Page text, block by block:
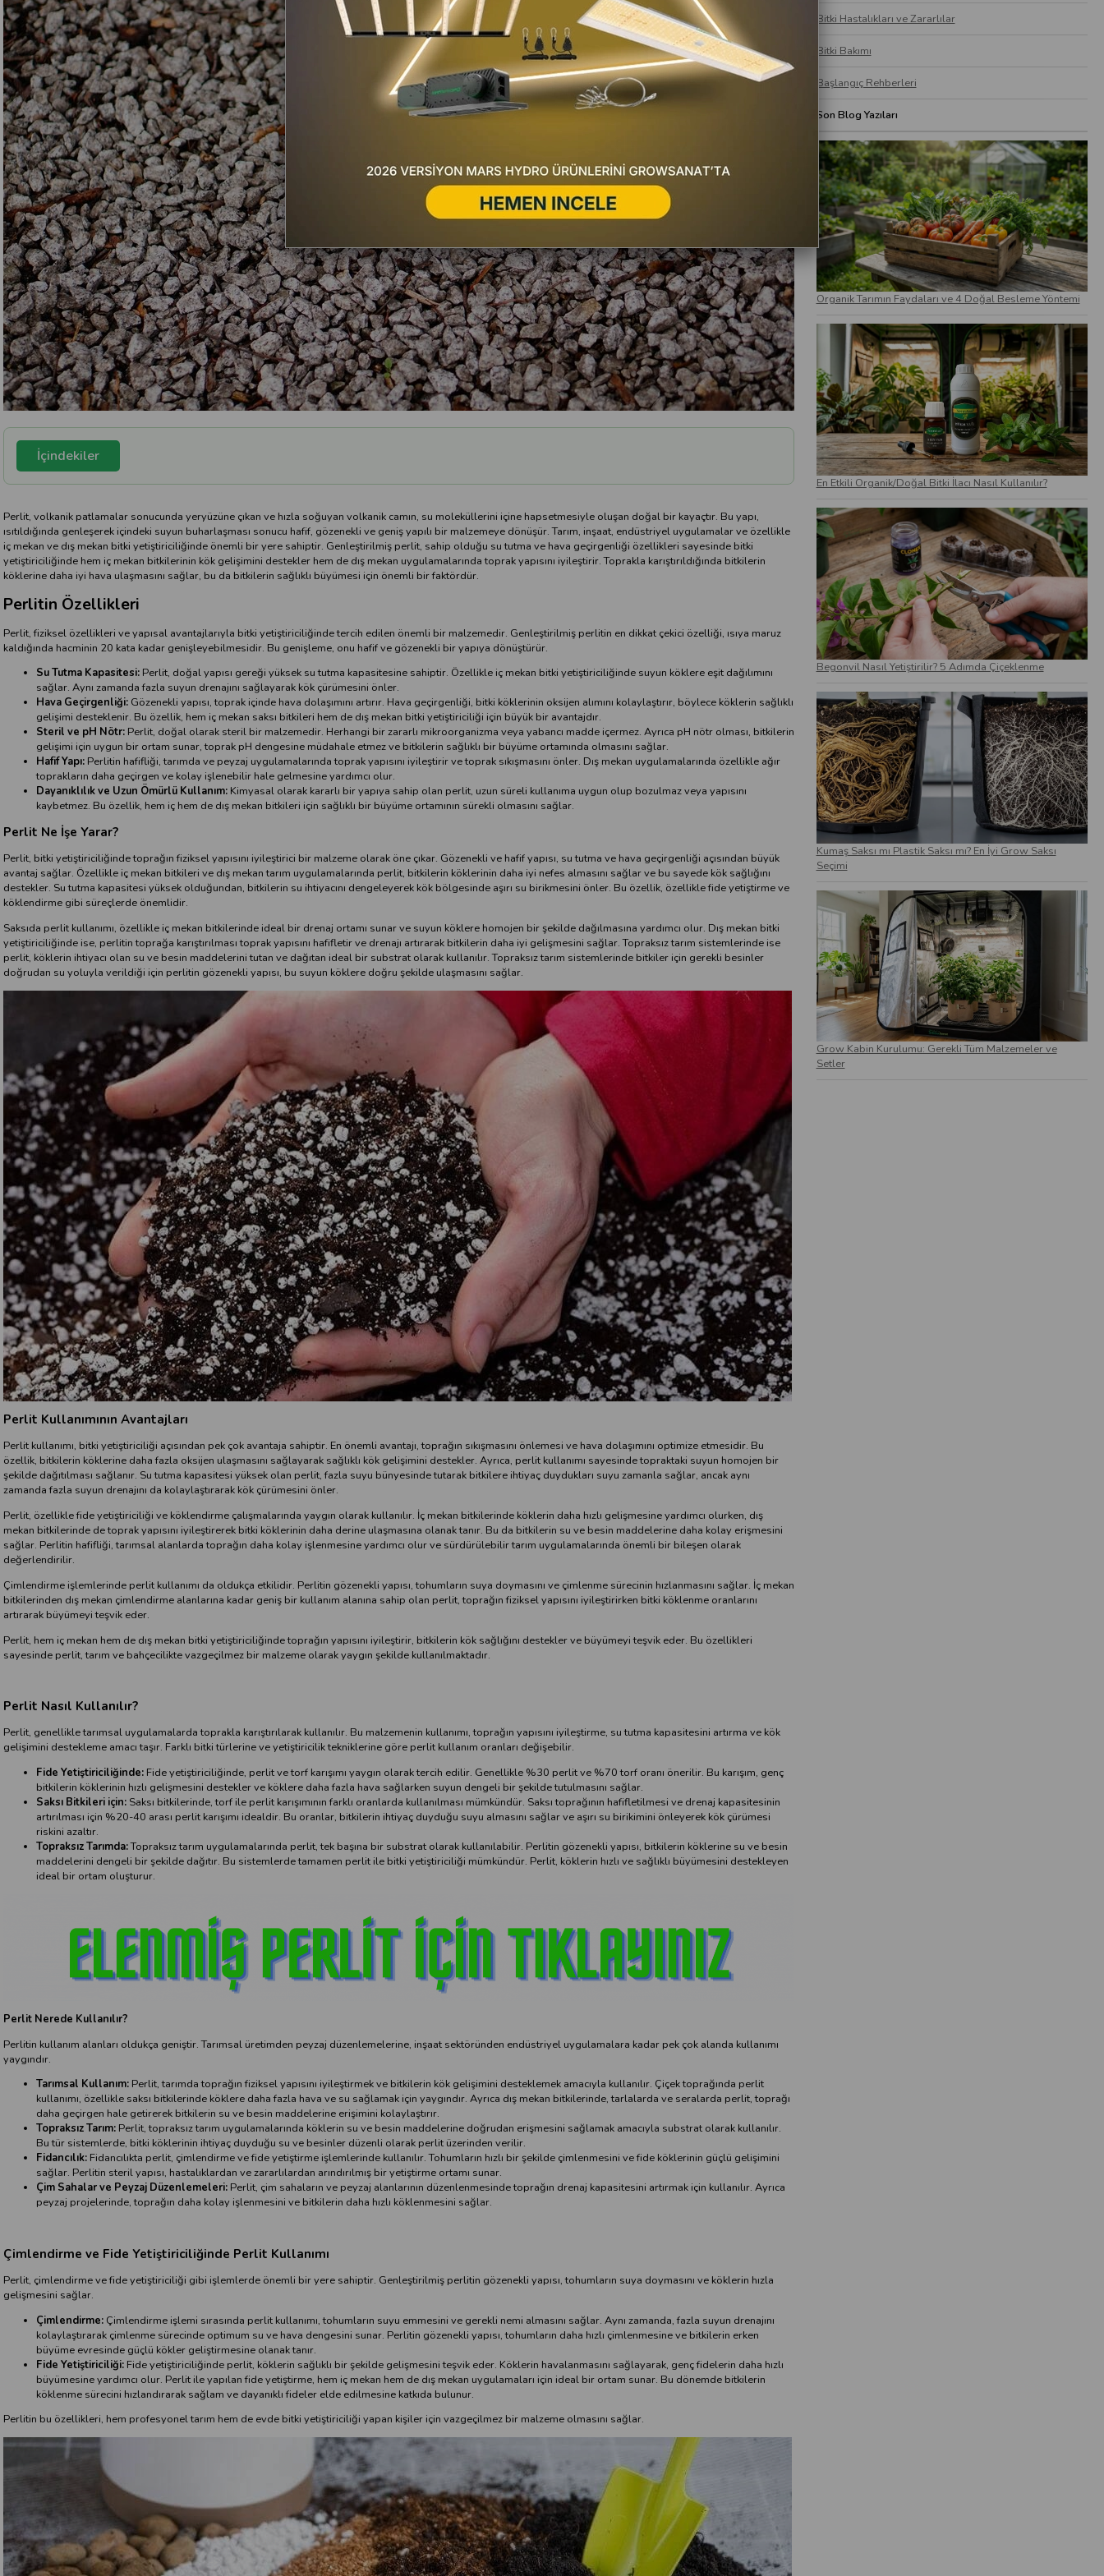
İçindekiler
Perlit, volkanik patlamalar sonucunda yeryüzüne çıkan ve hızla soğuyan volkanik camın, su moleküllerini içine hapsetmesiyle oluşan doğal bir kayaçtır. Bu yapı,
ısıtıldığında genleşerek içindeki suyun buharlaşması sonucu hafif, gözenekli ve geniş yapılı bir malzemeye dönüşür. Tarım, inşaat, endüstriyel uygulamalar ve özellikle
iç mekan ve dış mekan bitki yetiştiriciliğinde önemli bir yere sahiptir. Genleştirilmiş perlit, sahip olduğu su tutma ve hava geçirgenliği özellikleri sayesinde bitki
yetiştiriciliğinde hem iç mekan bitkilerinin kök gelişimini destekler hem de dış mekan uygulamalarında toprak yapısını iyileştirir. Toprakla karıştırıldığında bitkilerin
köklerine daha iyi hava ulaşmasını sağlar, bu da bitkilerin sağlıklı büyümesi için önemli bir faktördür.
Perlitin Özellikleri
Perlit, fiziksel özellikleri ve yapısal avantajlarıyla bitki yetiştiriciliğinde tercih edilen önemli bir malzemedir. Genleştirilmiş perlitin en dikkat çekici özelliği, ısıya maruz
kaldığında hacminin 20 kata kadar genişleyebilmesidir. Bu genişleme, onu hafif ve gözenekli bir yapıya dönüştürür.
Su Tutma Kapasitesi: Perlit, doğal yapısı gereği yüksek su tutma kapasitesine sahiptir. Özellikle iç mekan bitki yetiştiriciliğinde suyun köklere eşit dağılımını
sağlar. Aynı zamanda fazla suyun drenajını sağlayarak kök çürümesini önler.
Hava Geçirgenliği: Gözenekli yapısı, toprak içinde hava dolaşımını artırır. Hava geçirgenliği, bitki köklerinin oksijen alımını kolaylaştırır, böylece köklerin sağlıklı
gelişimi desteklenir. Bu özellik, hem iç mekan saksı bitkileri hem de dış mekan bitki yetiştiriciliği için büyük bir avantajdır.
Steril ve pH Nötr: Perlit, doğal olarak steril bir malzemedir. Herhangi bir zararlı mikroorganizma veya yabancı madde içermez. Ayrıca pH nötr olması, bitkilerin
gelişimi için uygun bir ortam sunar, toprak pH dengesine müdahale etmez ve bitkilerin sağlıklı bir büyüme ortamında olmasını sağlar.
Hafif Yapı:Perlitin hafifliği, tarımda ve peyzaj uygulamalarında toprak yapısını iyileştirir ve toprak sıkışmasını önler. Dış mekan uygulamalarında özellikle ağır
toprakların daha geçirgen ve kolay işlenebilir hale gelmesine yardımcı olur.
Dayanıklılık ve Uzun Ömürlü Kullanım: Kimyasal olarak kararlı bir yapıya sahip olan perlit, uzun süreli kullanıma uygun olup bozulmaz veya yapısını
kaybetmez. Bu özellik, hem iç hem de dış mekan bitkileri için sağlıklı bir büyüme ortamının sürekli olmasını sağlar.
Perlit Ne İşe Yarar?
Perlit, bitki yetiştiriciliğinde toprağın fiziksel yapısını iyileştirici bir malzeme olarak öne çıkar. Gözenekli ve hafif yapısı, su tutma ve hava geçirgenliği açısından büyük
avantaj sağlar. Özellikle iç mekan bitkileri ve dış mekan tarım uygulamalarında perlit, bitkilerin köklerinin daha iyi nefes almasını sağlar ve bu sayede kök sağlığını
destekler. Su tutma kapasitesi yüksek olduğundan, bitkilerin su ihtiyacını dengeleyerek kök bölgesinde aşırı su birikmesini önler. Bu özellik, özellikle fide yetiştirme ve
köklendirme gibi süreçlerde önemlidir.
Saksıda perlit kullanımı, özellikle iç mekan bitkilerinde ideal bir drenaj ortamı sunar ve suyun köklere homojen bir şekilde dağılmasına yardımcı olur. Dış mekan bitki
yetiştiriciliğinde ise, perlitin toprağa karıştırılması toprak yapısını hafifletir ve drenajı artırarak bitkilerin daha iyi gelişmesini sağlar. Topraksız tarım sistemlerinde ise
perlit, köklerin ihtiyacı olan su ve besin maddelerini tutan ve dağıtan ideal bir substrat olarak kullanılır. Topraksız tarım sistemlerinde bitkiler için gerekli besinler
doğrudan su yoluyla verildiği için perlitin gözenekli yapısı, bu suyun köklere doğru şekilde ulaşmasını sağlar.
Perlit Kullanımının Avantajları
Perlit kullanımı, bitki yetiştiriciliği açısından pek çok avantaja sahiptir. En önemli avantajı, toprağın sıkışmasını önlemesi ve hava dolaşımını optimize etmesidir. Bu
özellik, bitkilerin köklerine daha fazla oksijen ulaşmasını sağlayarak sağlıklı kök gelişimini destekler. Ayrıca, perlit kullanımı sayesinde topraktaki suyun homojen bir
şekilde dağıtılması sağlanır. Su tutma kapasitesi yüksek olan perlit, fazla suyu bünyesinde tutarak bitkilere ihtiyaç duydukları suyu zamanla sağlar, ancak aynı
zamanda fazla suyun drenajını da kolaylaştırarak kök çürümesini önler.
Perlit, özellikle fide yetiştiriciliği ve köklendirme çalışmalarında yaygın olarak kullanılır. İç mekan bitkilerinde köklerin daha hızlı gelişmesine yardımcı olurken, dış
mekan bitkilerinde de toprak yapısını iyileştirerek bitki köklerinin daha derine ulaşmasına olanak tanır. Bu da bitkilerin su ve besin maddelerine daha kolay erişmesini
sağlar. Perlitin hafifliği, tarımsal alanlarda toprağın daha kolay işlenmesine yardımcı olur ve sürdürülebilir tarım uygulamalarında önemli bir bileşen olarak
değerlendirilir.
Çimlendirme işlemlerinde perlit kullanımı da oldukça etkilidir. Perlitin gözenekli yapısı, tohumların suya doymasını ve çimlenme sürecinin hızlanmasını sağlar. İç mekan
bitkilerinden dış mekan çimlendirme alanlarına kadar geniş bir kullanım alanına sahip olan perlit, toprağın fiziksel yapısını iyileştirirken bitki köklenme oranlarını
artırarak büyümeyi teşvik eder.
Perlit, hem iç mekan hem de dış mekan bitki yetiştiriciliğinde toprağın yapısını iyileştirir, bitkilerin kök sağlığını destekler ve büyümeyi teşvik eder. Bu özellikleri
sayesinde perlit, tarım ve bahçecilikte vazgeçilmez bir malzeme olarak yaygın şekilde kullanılmaktadır.
Perlit Nasıl Kullanılır?
Perlit, genellikle tarımsal uygulamalarda toprakla karıştırılarak kullanılır. Bu malzemenin kullanımı, toprağın yapısını iyileştirme, su tutma kapasitesini artırma ve kök
gelişimini destekleme amacı taşır. Farklı bitki türlerine ve yetiştiricilik tekniklerine göre perlit kullanım oranları değişebilir.
Fide Yetiştiriciliğinde:Fide yetiştiriciliğinde, perlit ve torf karışımı yaygın olarak tercih edilir. Genellikle %30 perlit ve %70 torf oranı önerilir. Bu karışım, genç
bitkilerin köklerinin hızlı gelişmesini destekler ve köklere daha fazla hava sağlarken suyun dengeli bir şekilde tutulmasını sağlar.
Saksı Bitkileri için: Saksı bitkilerinde, torf ile perlit karışımının farklı oranlarda kullanılması mümkündür. Saksı toprağının hafifletilmesi ve drenaj kapasitesinin
artırılması için %20-40 arası perlit karışımı idealdir. Bu oranlar, bitkilerin ihtiyaç duyduğu suyu almasını sağlar ve aşırı su birikimini önleyerek kök çürümesi
riskini azaltır.
Topraksız Tarımda:Topraksız tarım uygulamalarında perlit, tek başına bir substrat olarak kullanılabilir. Perlitin gözenekli yapısı, bitkilerin köklerine su ve besin
maddelerini dengeli bir şekilde dağıtır. Bu sistemlerde tamamen perlit ile bitki yetiştiriciliği mümkündür. Perlit, köklerin hızlı ve sağlıklı büyümesini destekleyen
ideal bir ortam oluşturur.
Perlit Nerede Kullanılır?
Perlitin kullanım alanları oldukça geniştir. Tarımsal üretimden peyzaj düzenlemelerine, inşaat sektöründen endüstriyel uygulamalara kadar pek çok alanda kullanımı
yaygındır.
Tarımsal Kullanım: Perlit, tarımda toprağın fiziksel yapısını iyileştirmek ve bitkilerin kök gelişimini desteklemek amacıyla kullanılır. Çiçek toprağında perlit
kullanımı, özellikle saksı bitkilerinde köklere daha fazla hava ve su sağlamak için yaygındır. Ayrıca dış mekan bitkilerinde, tarlalarda ve seralarda perlit, toprağı
daha geçirgen hale getirerek bitkilerin su ve besin maddelerine erişimini kolaylaştırır.
Topraksız Tarım:Perlit, topraksız tarım uygulamalarında köklerin su ve besin maddelerine doğrudan erişmesini sağlamak amacıyla substrat olarak kullanılır.
Bu tür sistemlerde, bitki köklerinin ihtiyaç duyduğu su ve besinler düzenli olarak perlit üzerinden verilir.
Fidancılık: Fidancılıkta perlit, çimlendirme ve fide yetiştirme işlemlerinde kullanılır. Tohumların hızlı bir şekilde çimlenmesini ve fide köklerinin güçlü gelişimini
sağlar. Perlitin steril yapısı, hastalıklardan ve zararlılardan arındırılmış bir yetiştirme ortamı sunar.
Çim Sahalar ve Peyzaj Düzenlemeleri:Perlit, çim sahaların ve peyzaj alanlarının düzenlenmesinde toprağın drenaj kapasitesini artırmak için kullanılır. Ayrıca
peyzaj projelerinde, toprağın daha kolay işlenmesini ve bitkilerin daha hızlı köklenmesini sağlar.
Çimlendirme ve Fide Yetiştiriciliğinde Perlit Kullanımı
Perlit, çimlendirme ve fide yetiştiriciliği gibi işlemlerde önemli bir yere sahiptir. Genleştirilmiş perlitin gözenekli yapısı, tohumların suya doymasını ve köklerin hızla
gelişmesini sağlar.
Çimlendirme:Çimlendirme işlemi sırasında perlit kullanımı, tohumların suyu emmesini ve gerekli nemi almasını sağlar. Aynı zamanda, fazla suyun drenajını
kolaylaştırarak çimlenme sürecinde optimum su ve hava dengesini sunar. Perlitin gözenekli yapısı, tohumların daha hızlı çimlenmesine ve bitkilerin erken
büyüme evresinde güçlü kökler geliştirmesine olanak tanır.
Fide Yetiştiriciliği: Fide yetiştiriciliğinde perlit, köklerin sağlıklı bir şekilde gelişmesini teşvik eder. Köklerin havalanmasını sağlayarak, genç fidelerin daha hızlı
büyümesine yardımcı olur. Perlit ile yapılan fide yetiştirme, hem iç mekan hem de dış mekan uygulamaları için ideal bir ortam sunar. Bu dönemde bitkilerin
köklenme sürecini hızlandırarak sağlam ve dayanıklı fideler elde edilmesine katkıda bulunur.
Perlitin bu özellikleri, hem profesyonel tarım hem de evde bitki yetiştiriciliği yapan kişiler için vazgeçilmez bir malzeme olmasını sağlar.
Bitki Hastalıkları ve Zararlılar
Bitki Bakımı
Başlangıç Rehberleri
Son Blog Yazıları
Organik Tarımın Faydaları ve 4 Doğal Besleme Yöntemi
En Etkili Organik/Doğal Bitki İlacı Nasıl Kullanılır?
Begonvil Nasıl Yetiştirilir? 5 Adımda Çiçeklenme
Kumaş Saksı mı Plastik Saksı mı? En İyi Grow Saksı
Seçimi
Grow Kabin Kurulumu: Gerekli Tüm Malzemeler ve
Setler